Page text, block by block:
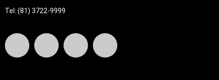
Tel: (81) 3722-9999